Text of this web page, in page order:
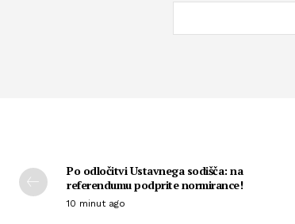
Po odločitvi Ustavnega sodišča: na
referendumu podprite normirance!
10 minut ago